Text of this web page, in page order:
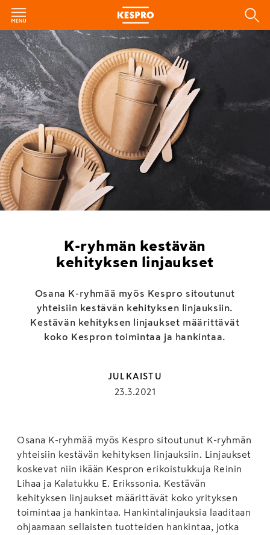
K-ryhmän kestävän
kehityksen linjaukset
Osana K-ryhmää myös Kespro sitoutunut
yhteisiin kestävän kehityksen linjauksiin.
Kestävän kehityksen linjaukset määrittävät
koko Kespron toimintaa ja hankintaa.
JULKAISTU
23.3.2021
Osana K-ryhmää myös Kespro sitoutunut K-ryhmän
yhteisiin kestävän kehityksen linjauksiin. Linjaukset
koskevat niin ikään Kespron erikoistukkuja Reinin
Lihaa ja Kalatukku E. Erikssonia. Kestävän
kehityksen linjaukset määrittävät koko yrityksen
toimintaa ja hankintaa. Hankintalinjauksia laaditaan
ohjaamaan sellaisten tuotteiden hankintaa, jotka